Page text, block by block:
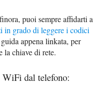
puoi sempre affidarti a
in grado di leggere i codici
appena linkata, per
la chiave di rete.
WiFi dal telefono: